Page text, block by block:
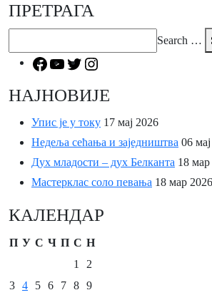
ПРЕТРАГА
Search …
НАЈНОВИЈЕ
Упис је у току 17 мај 2026
Недеља сећања и заједништва 06
Дух младости – дух Белканта 18
Мастерклас соло певања 18 мар 2026
КАЛЕНДАР
П У С Ч П С Н
1
2
3 4 5 6 7 8 9